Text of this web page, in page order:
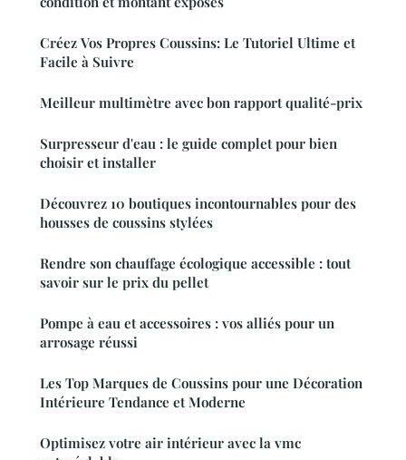
Créez Vos Propres Coussins: Le Tutoriel Ultime et
Facile à Suivre
Meilleur multimètre avec bon rapport qualité-prix
Surpresseur d'eau : le guide complet pour bien
choisir et installer
Découvrez 10 boutiques incontournables pour des
housses de coussins stylées
Rendre son chauffage écologique accessible : tout
savoir sur le prix du pellet
Pompe à eau et accessoires : vos alliés pour un
arrosage réussi
Les Top Marques de Coussins pour une Décoration
Intérieure Tendance et Moderne
Optimisez votre air intérieur avec la vmc